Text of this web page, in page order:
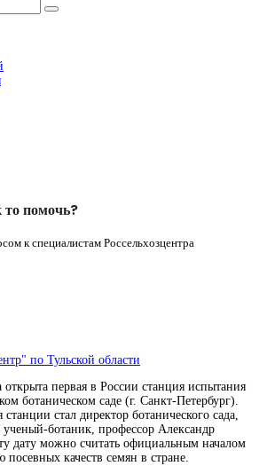
помочь?
к специалистам Россельхозцентра
открыта первая в России станция испытания
ботаническом саде (г. Санкт-Петербург).
стал директор ботанического сада,
ботаник, профессор Александр
дату можно считать официальным началом
качеств семян в стране.